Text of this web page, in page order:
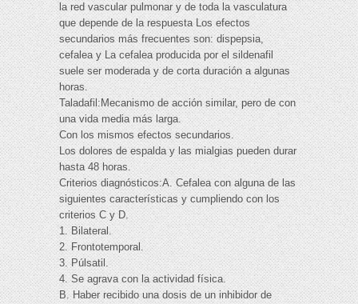
la red vascular pulmonar y de toda la vasculatura
que depende de la respuesta Los efectos
secundarios más frecuentes son: dispepsia,
cefalea y La cefalea producida por el sildenafil
suele ser moderada y de corta duración a algunas
horas.
Taladafil:Mecanismo de acción similar, pero de con
una vida media más larga.
Con los mismos efectos secundarios.
Los dolores de espalda y las mialgias pueden durar
hasta 48 horas.
Criterios diagnósticos:A. Cefalea con alguna de las
siguientes características y cumpliendo con los
criterios C y D.
1. Bilateral.
2. Frontotemporal.
3. Púlsatil.
4. Se agrava con la actividad física.
B. Haber recibido una dosis de un inhibidor de